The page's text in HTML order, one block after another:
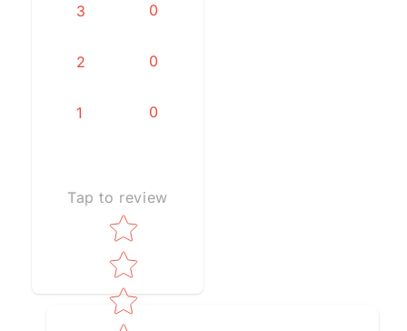
3 0
2 0
1 0
Tap to review
Star rating